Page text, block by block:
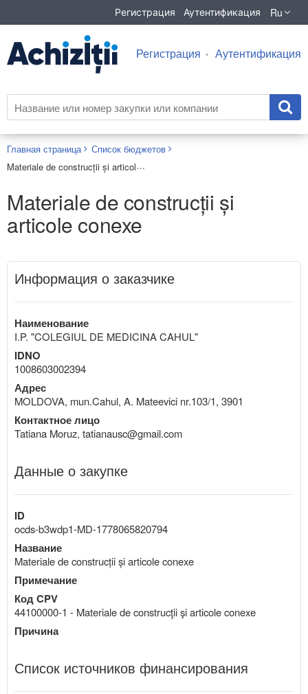
Регистрация Аутентификация Ru
Регистрация Аутентификация
Главная страница
Список бюджетов
Materiale de construcții și articole conexe
Materiale de construcții și
articole conexe
Информация о заказчике
Наименование
I.P. "COLEGIUL DE MEDICINA CAHUL"
IDNO
1008603002394
Адрес
MOLDOVA, mun.Cahul, A. Mateevici nr.103/1, 3901
Контактное лицо
Tatiana Moruz, tatianausc@gmail.com
Данные о закупке
ID
ocds-b3wdp1-MD-1778065820794
Название
Materiale de construcții și articole conexe
Примечание
Код CPV
44100000-1 - Materiale de construcţii şi articole conexe
Причина
Список источников финансирования